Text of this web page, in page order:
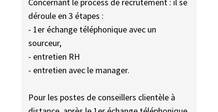
Concernant le process de recrutement : il se
déroule en 3 étapes :
- 1er échange téléphonique avec un
sourceur,
- entretien RH
- entretien avec le manager.
Pour les postes de conseillers clientèle à